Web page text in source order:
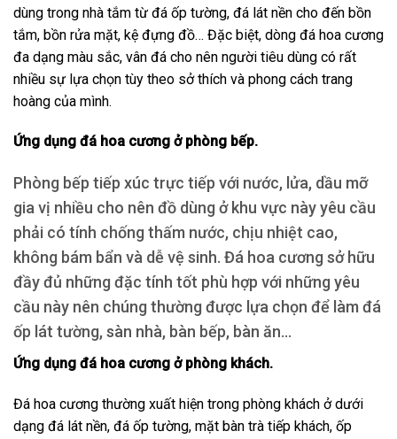
dùng trong nhà tắm từ đá ốp tường, đá lát nền cho đến bồn
tắm, bồn rửa mặt, kệ đựng đồ… Đặc biệt, dòng đá hoa cương
đa dạng màu sắc, vân đá cho nên người tiêu dùng có rất
nhiều sự lựa chọn tùy theo sở thích và phong cách trang
hoàng của mình.
Ứng dụng đá hoa cương ở phòng bếp.
Phòng bếp tiếp xúc trực tiếp với nước, lửa, dầu mỡ
gia vị nhiều cho nên đồ dùng ở khu vực này yêu cầu
phải có tính chống thấm nước, chịu nhiệt cao,
không bám bẩn và dễ vệ sinh. Đá hoa cương sở hữu
đầy đủ những đặc tính tốt phù hợp với những yêu
cầu này nên chúng thường được lựa chọn để làm đá
ốp lát tường, sàn nhà, bàn bếp, bàn ăn…
Ứng dụng đá hoa cương ở phòng khách.
Đá hoa cương thường xuất hiện trong phòng khách ở dưới
dạng đá lát nền, đá ốp tường, mặt bàn trà tiếp khách, ốp